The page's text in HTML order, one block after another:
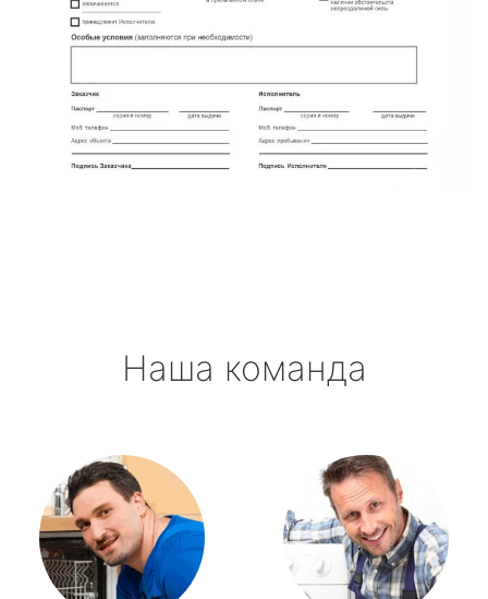
метро Партизанская
метро Румянцево
метро Полежаевская
метро Первомайская
метро Пушкинская
метро Проспект Мира
метро Пражская
Наша команда